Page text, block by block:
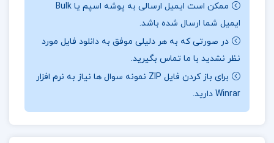
راهنمایی کاربردی محسوب می شود.
📖بخشی از کتاب روش تحقیق در علوم اجتماعی
کتاب با نگاهی دقیق و مرحله به مرحله، فرایند تحقیق
علمی در علوم اجتماعی را آموزش می دهد؛ از طرح پرسش
آغازین تا مطالعات اکتشافی، ساخت مدل نظری، مشاهده،
تحلیل داده ها و نتیجه گیری. هدف آن، تربیت
پژوهشگرانی است که بتوانند با پایبندی به اصول علمی،
ممکن است ایمیل ارسالی به پوشه اسپم یا Bulk
ایمیل شما ارسال شده باشد.
در صورتی که به هر دلیلی موفق به دانلود فایل مورد
نظر نشدید با ما تماس بگیرید.
برای باز کردن فایل ZIP نمونه سوال ها نیاز به نرم افزار
Winrar دارید.